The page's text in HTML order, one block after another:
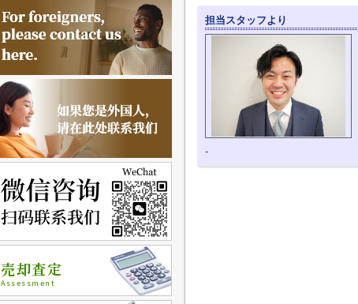
担当スタッフより
-
売却査定
Assessment